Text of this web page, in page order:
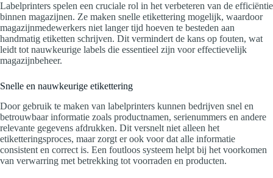
Labelprinters spelen een cruciale rol in het verbeteren van de efficiëntie
binnen magazijnen. Ze maken snelle etikettering mogelijk, waardoor
magazijnmedewerkers niet langer tijd hoeven te besteden aan
handmatig etiketten schrijven. Dit vermindert de kans op fouten, wat
leidt tot nauwkeurige labels die essentieel zijn voor effectievelijk
magazijnbeheer.
Snelle en nauwkeurige etikettering
Door gebruik te maken van labelprinters kunnen bedrijven snel en
betrouwbaar informatie zoals productnamen, serienummers en andere
relevante gegevens afdrukken. Dit versnelt niet alleen het
etiketteringsproces, maar zorgt er ook voor dat alle informatie
consistent en correct is. Een foutloos systeem helpt bij het voorkomen
van verwarring met betrekking tot voorraden en producten.